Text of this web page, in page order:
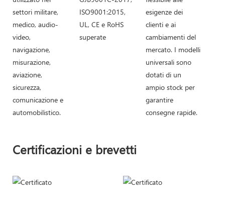
settori militare,
medico, audio-
video,
navigazione,
misurazione,
aviazione,
sicurezza,
comunicazione e
automobilistico.
ISO9001:2015,
UL, CE e RoHS
superate
esigenze dei
clienti e ai
cambiamenti del
mercato. I modelli
universali sono
dotati di un
ampio stock per
garantire
consegne rapide.
Certificazioni e brevetti